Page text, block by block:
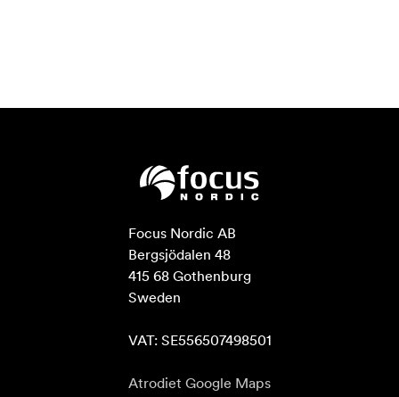
Focus Nordic AB
Bergsjödalen 48
415 68 Gothenburg
Sweden
VAT: SE556507498501
Atrodiet Google Maps